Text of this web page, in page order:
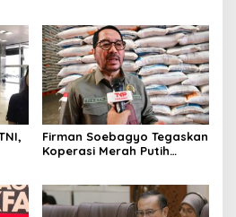
Firman Soebagyo Tegaskan
Koperasi Merah Putih
Bersubsidi